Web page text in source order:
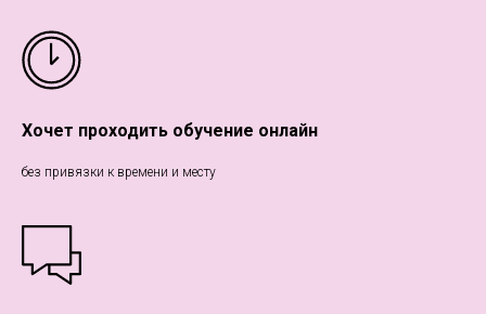
Хочет проходить обучение онлайн
без привязки к времени и месту